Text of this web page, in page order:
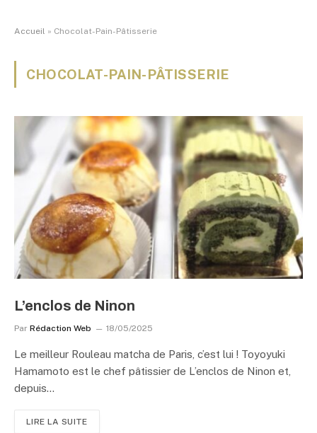
Accueil » Chocolat-Pain-Pâtisserie
CHOCOLAT-PAIN-PÂTISSERIE
L’enclos de Ninon
Par Rédaction Web 18/05/2025
Le meilleur Rouleau matcha de Paris, c’est lui ! Toyoyuki
Hamamoto est le chef pâtissier de L’enclos de Ninon et,
depuis…
LIRE LA SUITE